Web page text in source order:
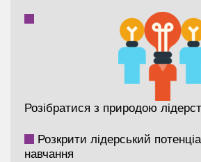
Розібратися з природою
Розкрити лідерський
навчання